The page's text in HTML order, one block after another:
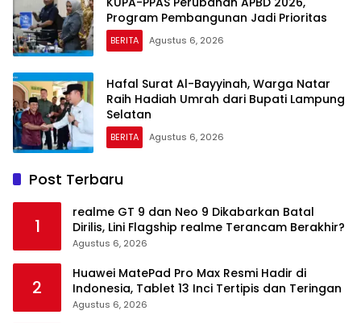
Program Pembangunan Jadi Prioritas
BERITA Agustus 6, 2026
Hafal Surat Al-Bayyinah, Warga Natar
Raih Hadiah Umrah dari Bupati Lampung
Selatan
BERITA Agustus 6, 2026
Post Terbaru
1
realme GT 9 dan Neo 9 Dikabarkan Batal
Dirilis, Lini Flagship realme Terancam Berakhir?
Agustus 6, 2026
2
Huawei MatePad Pro Max Resmi Hadir di
Indonesia, Tablet 13 Inci Tertipis dan Teringan
Agustus 6, 2026